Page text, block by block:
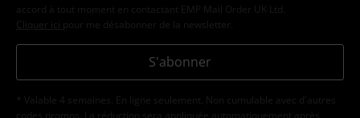
accord à tout moment en contactant EMP Mail Order UK Ltd.
Cliquer ici pour me désabonner de la newsletter.
S'abonner
* Valable 4 semaines. En ligne seulement. Non cumulable avec d'autres
codes promos. La réduction sera appliquée automatiquement après